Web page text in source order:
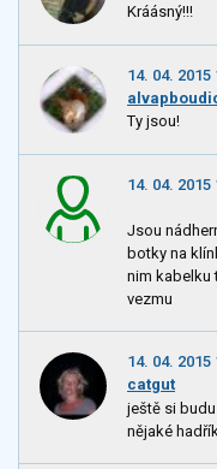
Kráásný!!!
14. 04. 2015
Ty jsou!
14. 04. 2015
Jsou
botky na
nim kabelku
vezmu
14. 04. 2015
catgut
ještě si
nějaké